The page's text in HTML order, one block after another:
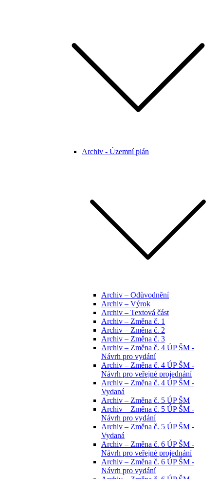
Archiv - Územní plán
Archiv – Odůvodnění
Archiv – Výrok
Archiv – Textová část
Archiv – Změna č. 1
Archiv – Změna č. 2
Archiv – Změna č. 3
Archiv – Změna č. 4 ÚP ŠM -
Návrh pro vydání
Archiv – Změna č. 4 ÚP ŠM -
Návrh pro veřejné projednání
Archiv – Změna č. 4 ÚP ŠM -
Vydaná
Archiv – Změna č. 5 ÚP ŠM
Archiv – Změna č. 5 ÚP ŠM -
Návrh pro vydání
Archiv – Změna č. 5 ÚP ŠM -
Vydaná
Archiv – Změna č. 6 ÚP ŠM -
Návrh pro veřejné projednání
Archiv – Změna č. 6 ÚP ŠM -
Návrh pro vydání